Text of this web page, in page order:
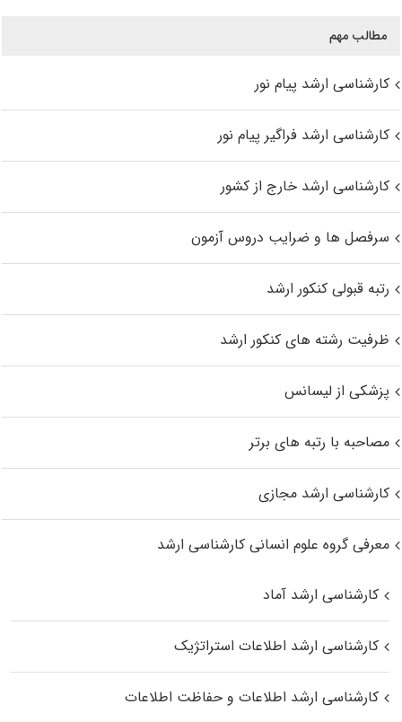
مطالب مهم
کارشناسی ارشد پیام نور
کارشناسی ارشد فراگیر پیام نور
کارشناسی ارشد خارج از کشور
سرفصل ها و ضرایب دروس آزمون
رتبه قبولی کنکور ارشد
ظرفیت رشته های کنکور ارشد
پزشکی از لیسانس
مصاحبه با رتبه های برتر
کارشناسی ارشد مجازی
معرفی گروه علوم انسانی کارشناسی ارشد
کارشناسی ارشد آماد
کارشناسی ارشد اطلاعات استراتژیک
کارشناسی ارشد اطلاعات و حفاظت اطلاعات